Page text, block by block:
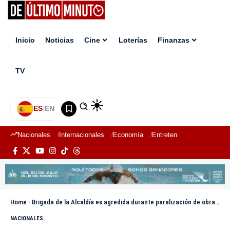
Inicio Noticias Cine Loterías Finanzas
TV
ES|EN
Nacionales Internacionales Economía Entretenimiento
Home - Brigada de la Alcaldía es agredida durante paralización de obra ilegal en el Ensanche Julieta Morales
NACIONALES